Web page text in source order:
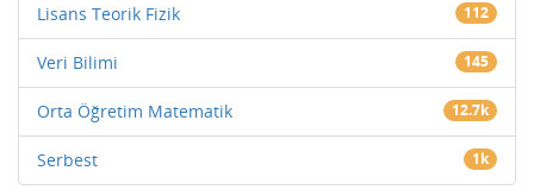
Lisans Teorik Fizik 112
Veri Bilimi 145
Orta Öğretim Matematik 12.7k
Serbest 1k